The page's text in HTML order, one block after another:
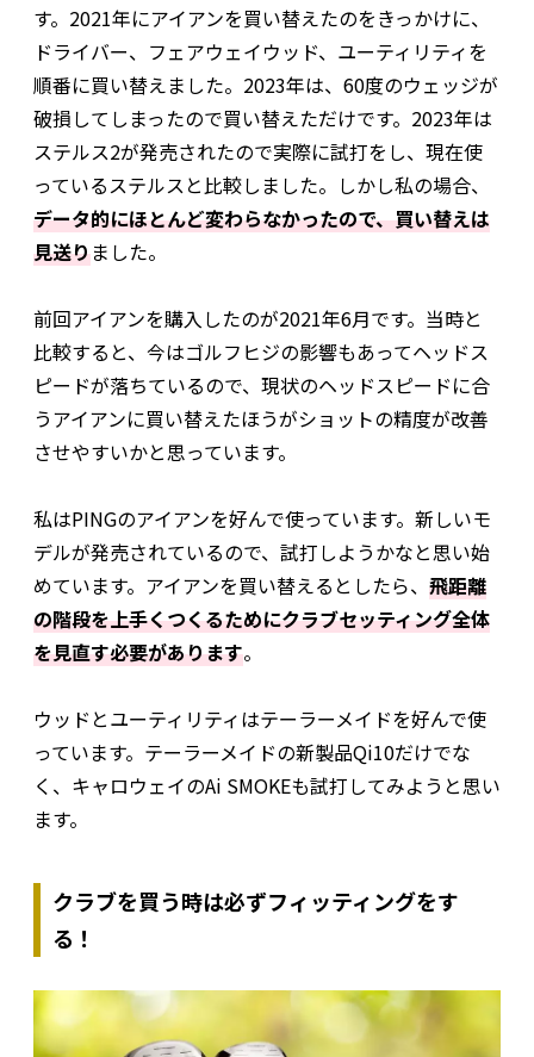
す。2021年にアイアンを買い替えたのをきっかけに、
ドライバー、フェアウェイウッド、ユーティリティを
順番に買い替えました。2023年は、60度のウェッジが
破損してしまったので買い替えただけです。2023年は
ステルス2が発売されたので実際に試打をし、現在使
っているステルスと比較しました。しかし私の場合、
データ的にほとんど変わらなかったので、買い替えは
見送りました。
前回アイアンを購入したのが2021年6月です。当時と
比較すると、今はゴルフヒジの影響もあってヘッドス
ピードが落ちているので、現状のヘッドスピードに合
うアイアンに買い替えたほうがショットの精度が改善
させやすいかと思っています。
私はPINGのアイアンを好んで使っています。新しいモ
デルが発売されているので、試打しようかなと思い始
めています。アイアンを買い替えるとしたら、 飛距離
の階段を上手くつくるためにクラブセッティング全体
を見直す必要があります。
ウッドとユーティリティはテーラーメイドを好んで使
っています。テーラーメイドの新製品Qi10だけでな
く、キャロウェイのAi SMOKEも試打してみようと思い
ます。
クラブを買う時は必ずフィッティングをす
る！